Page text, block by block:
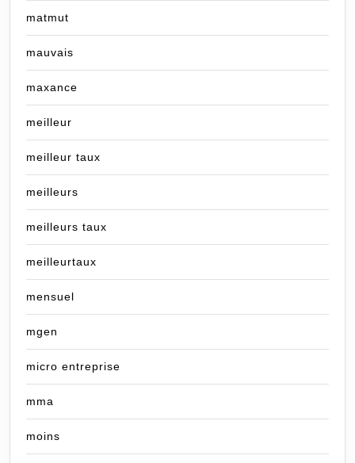
matmut
mauvais
maxance
meilleur
meilleur taux
meilleurs
meilleurs taux
meilleurtaux
mensuel
mgen
micro entreprise
mma
moins